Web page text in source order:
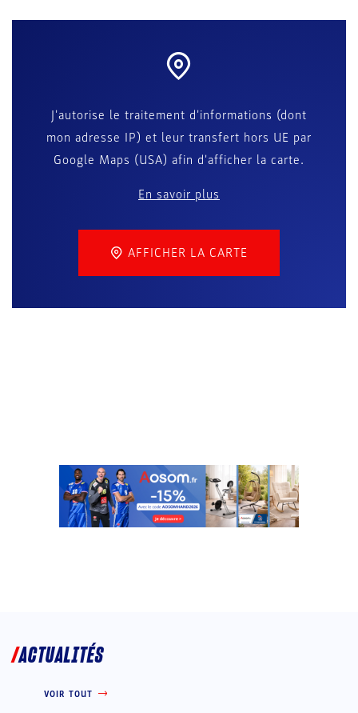
J'autorise le traitement d'informations (dont
mon adresse IP) et leur transfert hors UE par
Google Maps (USA) afin d'afficher la carte.
En savoir plus
AFFICHER LA CARTE
ACTUALITÉS
VOIR TOUT